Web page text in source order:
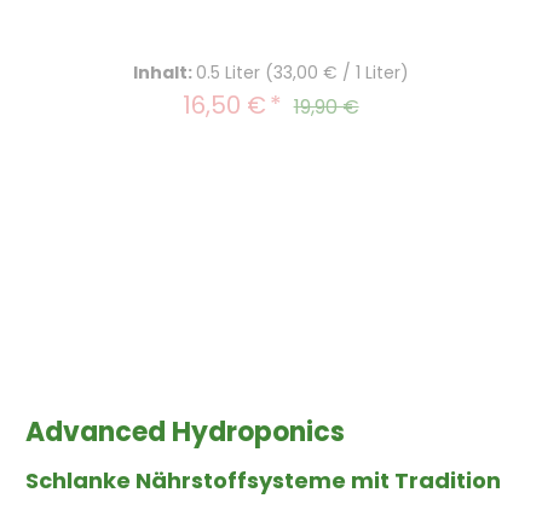
Inhalt: 0.5 Liter (33,00 € / 1 Liter)
Verkaufspreis:
16,50 € Regulärer Preis:
19,90 €
Advanced Hydroponics
Schlanke Nährstoffsysteme mit Tradition